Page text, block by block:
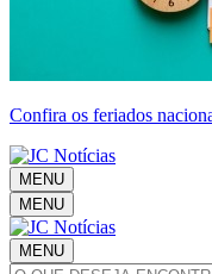
Confira os feriados
MENU
MENU
MENU